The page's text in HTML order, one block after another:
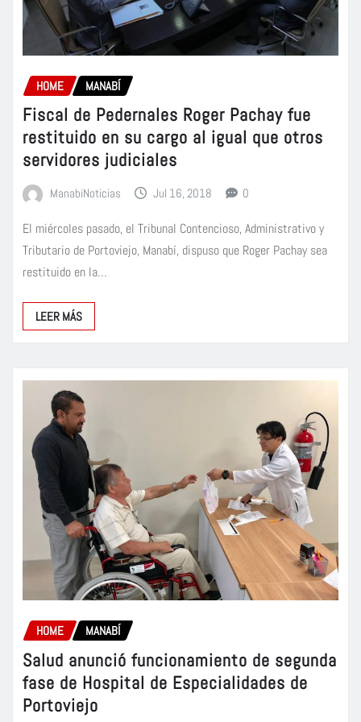
HOME MANABÍ
Fiscal de Pedernales Roger Pachay fue
restituido en su cargo al igual que otros
servidores judiciales
ManabiNoticias Jul 16, 2018 0
El miércoles pasado, el Tribunal Contencioso, Administrativo y
Tributario de Portoviejo, Manabí, dispuso que Roger Pachay sea
restituido en la…
LEER MÁS
HOME MANABÍ
Salud anunció funcionamiento de segunda
fase de Hospital de Especialidades de
Portoviejo